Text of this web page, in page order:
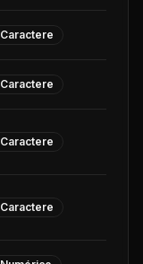
Caractere
Caractere
Caractere
Caractere